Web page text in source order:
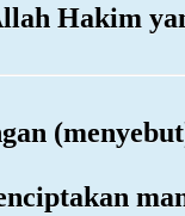
Hakim